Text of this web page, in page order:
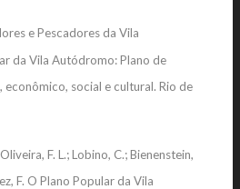
e Pescadores da Vila
da Vila Autódromo: Plano de
social e cultural. Rio de
F. L.; Lobino, C.; Bienenstein,
F. O Plano Popular da Vila